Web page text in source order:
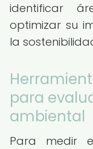
identificar
optimizar su
la
para
ambiental
Para medir